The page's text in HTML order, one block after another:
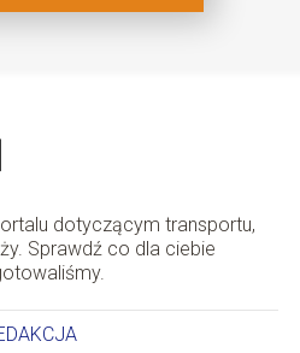
dotyczącym transportu,
Sprawdź co dla ciebie